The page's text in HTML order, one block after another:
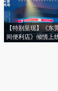
【特别呈现】《东
间便利店》倾情上